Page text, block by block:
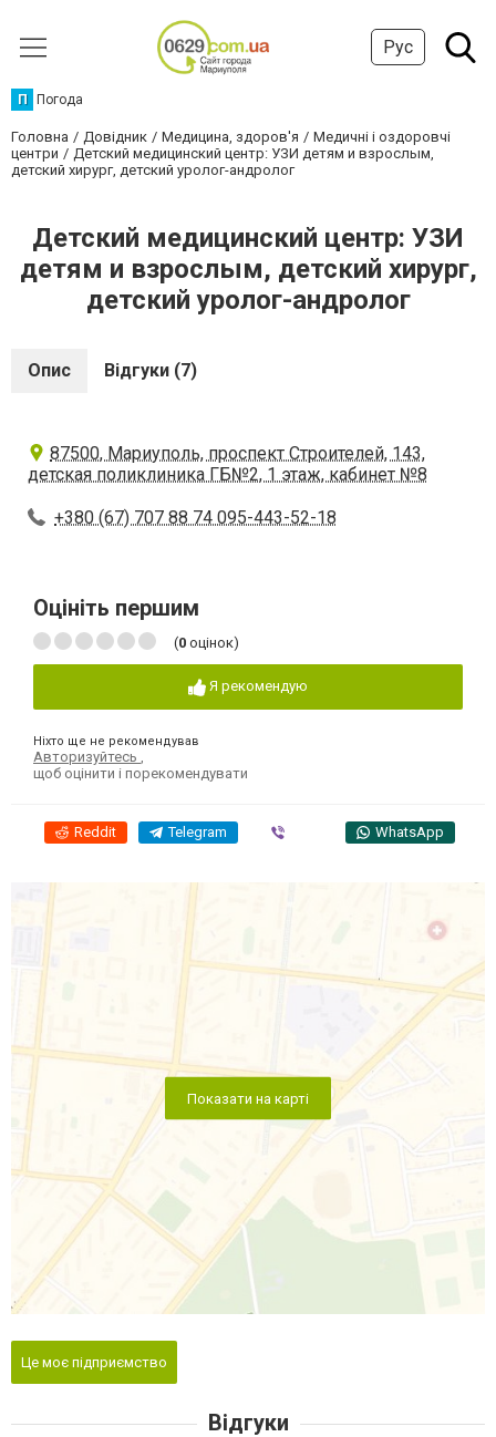
Рус
П Погода
Головна Довідник Медицина, здоров'я
Медичні і оздоровчі
центри
Детский медицинский центр: УЗИ детям и взрослым,
детский хирург, детский уролог-андролог
Детский медицинский центр: УЗИ
детям и взрослым, детский хирург,
детский уролог-андролог
Опис Відгуки (7)
87500, Мариуполь, проспект Строителей, 143,
детская поликлиника ГБ№2, 1 этаж, кабинет №8
+380 (67) 707 88 74 095-443-52-18
Оцініть першим
(0 оцінок)
Я рекомендую
Ніхто ще не рекомендував
Авторизуйтесь
щоб оцінити і порекомендувати
Reddit Telegram WhatsApp
Показати на карті
Це моє підприємство
Відгуки